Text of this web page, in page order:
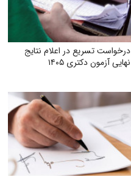
درخواست تسریع در اعلام نتایج
نهایی آزمون دکتری ۱۴۰۵